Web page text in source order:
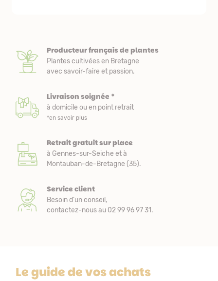
Producteur français de plantes
Plantes cultivées en Bretagne
avec savoir-faire et passion.
Livraison soignée *
à domicile ou en point retrait
*en savoir plus
Retrait gratuit sur place
à Gennes-sur-Seiche et à
Montauban-de-Bretagne (35).
Service client
Besoin d’un conseil,
contactez-nous au 02 99 96 97 31.
Le guide de vos achats